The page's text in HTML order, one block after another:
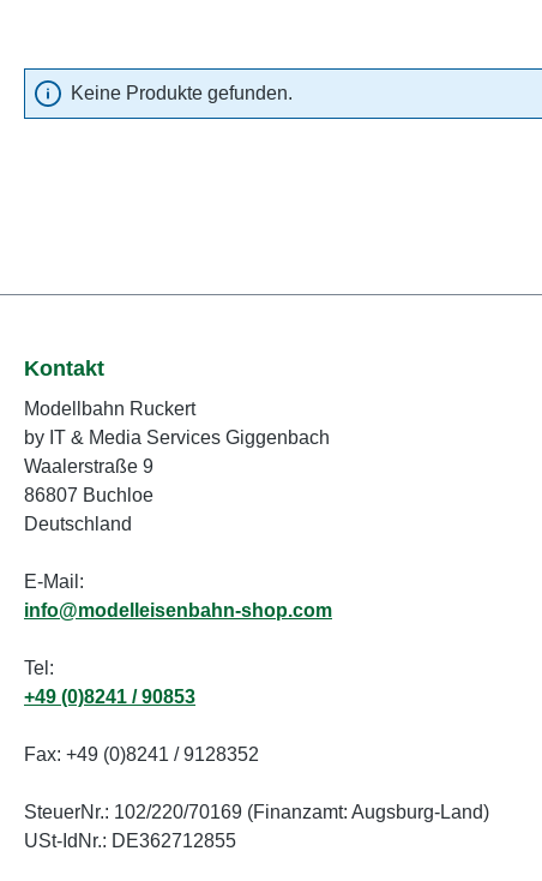
Keine Produkte gefunden.
Kontakt
Modellbahn Ruckert
by IT & Media Services Giggenbach
Waalerstraße 9
86807 Buchloe
Deutschland
E-Mail:
info@modelleisenbahn-shop.com
Tel:
+49 (0)8241 / 90853
Fax: +49 (0)8241 / 9128352
SteuerNr.: 102/220/70169 (Finanzamt: Augsburg-Land)
USt-IdNr.: DE362712855